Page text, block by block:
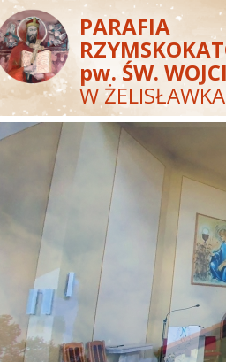
PARAFIA
pw. ŚW.
W